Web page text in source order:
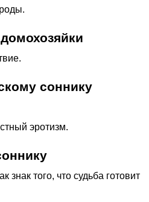
соннику
эротизм.
знак того, что судьба готовит